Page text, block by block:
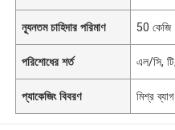
ন্যূনতম চাহিদার পরিমাণ 50 কেজি
পরিশোধের শর্ত এল/সি,
প্যাকেজিং বিবরণ মিশ্র